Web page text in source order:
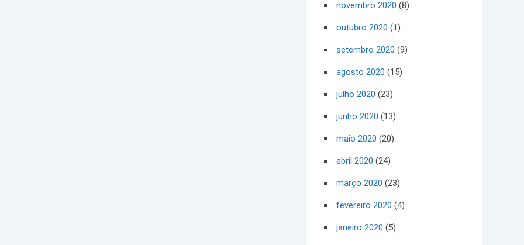
novembro 2020 (8)
outubro 2020 (1)
setembro 2020 (9)
agosto 2020 (15)
julho 2020 (23)
junho 2020 (13)
maio 2020 (20)
abril 2020 (24)
março 2020 (23)
fevereiro 2020 (4)
janeiro 2020 (5)